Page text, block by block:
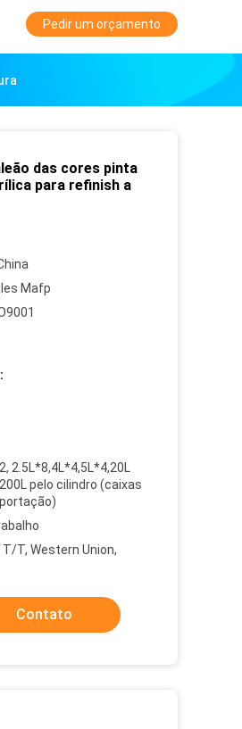
Pedir um orçamento
das cores pinta
para refinish a
Mafp
2.5L*8,4L*4,5L*4,20L
pelo cilindro (caixas
T/T, Western Union,
Contato